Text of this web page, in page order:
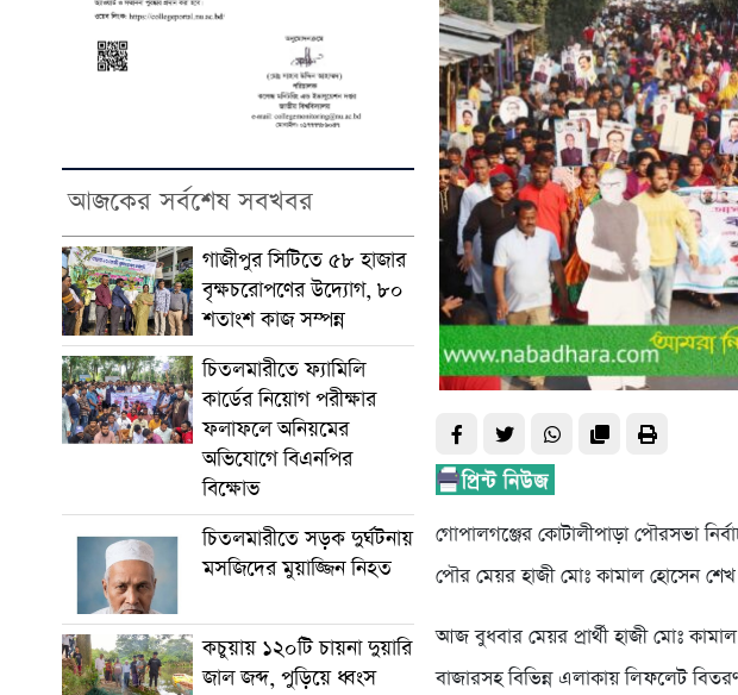
আজকের সর্বশেষ সবখবর
গাজীপুর সিটিতে ৫৮ হাজার
বৃক্ষচরোপণের উদ্যোগ, ৮০
শতাংশ কাজ সম্পন্ন
চিতলমারীতে ফ্যামিলি
কার্ডের নিয়োগ পরীক্ষার
ফলাফলে অনিয়মের
অভিযোগে বিএনপির
বিক্ষোভ
চিতলমারীতে সড়ক দুর্ঘটনায়
মসজিদের মুয়াজ্জিন নিহত
কচুয়ায় ১২০টি চায়না দুয়ারি
জাল জব্দ, পুড়িয়ে ধ্বংস
গোপালগঞ্জের কোটালীপাড়া পৌরসভা
পৌর মেয়র হাজী মোঃ কামাল হোসেন
আজ বুধবার মেয়র প্রার্থী হাজী মোঃ
বাজারসহ বিভিন্ন এলাকায় লিফলেট